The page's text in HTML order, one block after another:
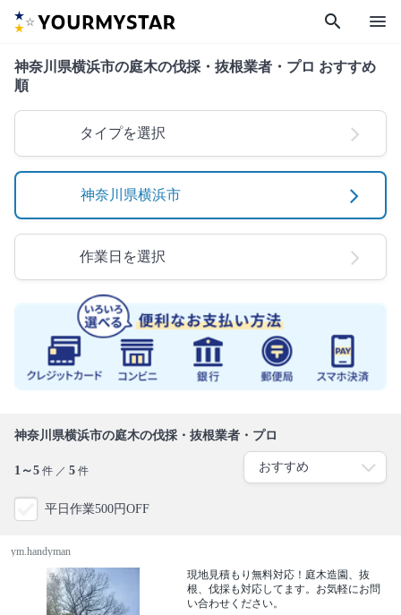
search menu
神奈川県横浜市の庭木の伐採・抜根業者・プロ おすすめ
順
タイプを選択
神奈川県横浜市
作業日を選択
神奈川県横浜市の庭木の伐採・抜根業者・プロ
1～5 件 ／ 5 件
平日作業500円OFF
ym.handyman
現地見積もり無料対応！庭木造園、抜
根、伐採も対応してます。お気軽にお問
い合わせください。